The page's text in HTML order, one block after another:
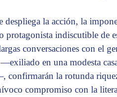
despliega la acción, la
protagonista indiscutible de
conversaciones con el
en una modesta
la rotunda
compromiso con la